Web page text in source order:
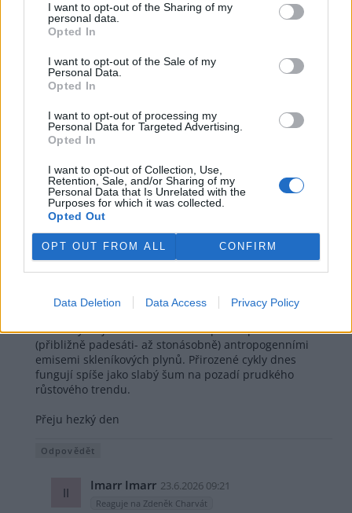
I want to opt-out of the Sharing of my
personal data.
Opted In
I want to opt-out of the Sale of my
Personal Data.
Opted In
I want to opt-out of processing my
Personal Data for Targeted Advertising.
Opted In
I want to opt-out of Collection, Use,
Retention, Sale, and/or Sharing of my
Personal Data that Is Unrelated with the
Purposes for which it was collected.
Opted Out
OPT OUT FROM ALL CONFIRM
Data Deletion Data Access Privacy Policy
Kdyby planetu zahřívalo Slunce, ohřívala by se celá
atmosféra rovnoměrně. Ve skutečnosti však
vrstva atmosféry), zatímco stratosféra (vrstva nad ní) se
ochlazuje. To je přímý otisk skleníkového efektu – teplo
ze Země neuniká do vesmíru, protože ho v troposféře
3. Rychlost současné změny je bezprecedentní
Halštatský cyklus mění klima v řádu staletí až tisíciletí,
což dává ekosystémům čas se přizpůsobit. Současné
oteplení, kdy teplota stoupla o cca 1,1 °C za pouhých
150 let (s extrémním zrychlením v posledních
dekádách), je řádově rychlejší než jakékoliv přirozené
výkyvy vyvolané slunečními cykly v průběhu celého
holocénu.
Halštatský cyklus je fascinující ukázkou toho, jak Slunce
přirozeném stavu. Současný vědecký konsensus
tohoto cyklu je v současnosti kompletně přebit
(přibližně padesáti- až stonásobně) antropogenními
emisemi skleníkových plynů. Přirozené cykly dnes
fungují spíše jako slabý šum na pozadí prudkého
růstového trendu.
Přeju hezký den
Odpovědět
II Imarr Imarr 23.6.2026 09:21
Reaguje na Zdeněk Charvát